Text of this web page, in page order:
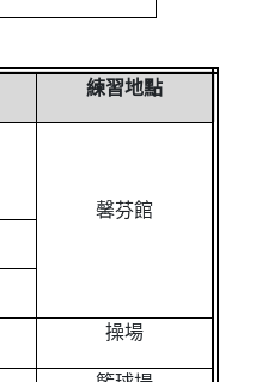
練習地點
馨芬館
操場